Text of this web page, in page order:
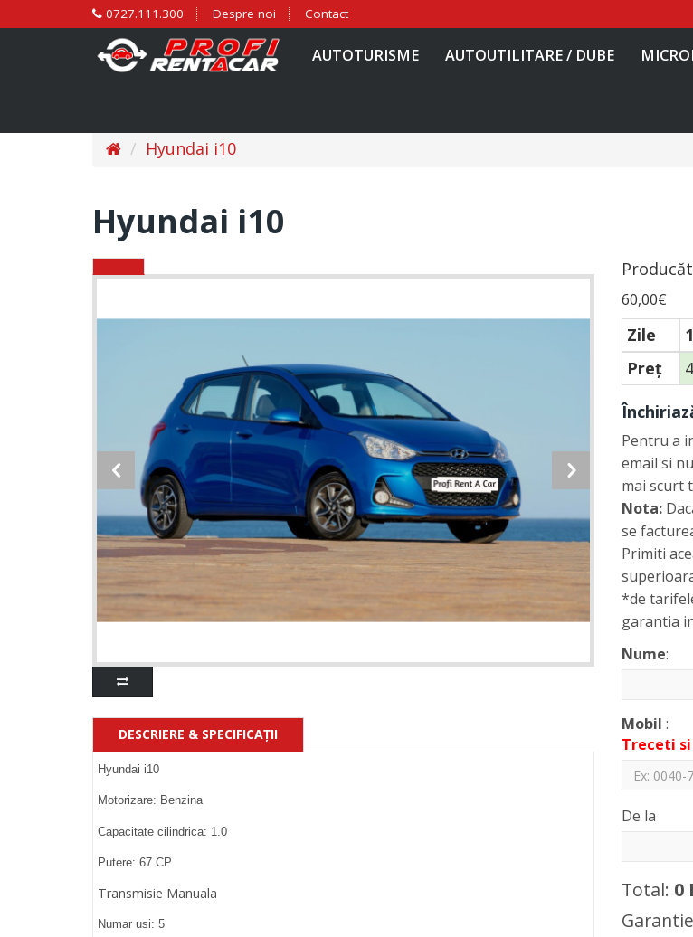
0727.111.300 Despre noi Contact
AUTOTURISME AUTOUTILITARE / DUBE
Hyundai i10
Hyundai i10
DESCRIERE & SPECIFICAŢII
Hyundai i10
Motorizare: Benzina
Capacitate cilindrica: 1.0
Putere: 67 CP
Transmisie Manuala
Numar usi: 5
60,00€
Zile 1
Preţ
Pentru a
email si
mai scurt
Nota:
se
Primiti
*de
garantia
Nume:
Mobil :
Treceti
De la
Total: 0